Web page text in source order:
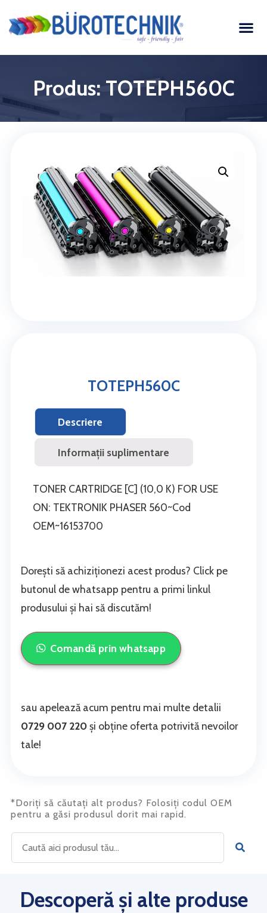
Produs: TOTEPH560C
TOTEPH560C
Descriere
Informații suplimentare
TONER CARTRIDGE [C] (10,0 K) FOR USE
ON: TEKTRONIK PHASER 560~Cod
OEM~16153700
Dorești să achiziționezi acest produs? Click pe
butonul de whatsapp pentru a primi linkul
produsului și hai să discutăm!
Comandă prin whatsapp
sau apelează acum pentru mai multe detalii
0729 007 220și obține oferta potrivită nevoilor
tale!
*Doriți să căutați alt produs? Folosiți codul OEM
pentru a găsi produsul dorit mai rapid.
Descoperă și alte produse